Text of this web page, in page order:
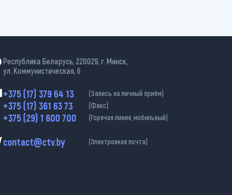
Республика Беларусь, 220029, г. Минск,
ул. Коммунистическая, 6
+375 (17) 379 64 13 (Запись на личный приём)
+375 (17) 361 63 73 (Факс)
+375 (29) 1 600 700 (Горячая линия, мобильный)
contact@ctv.by (Электронная почта)